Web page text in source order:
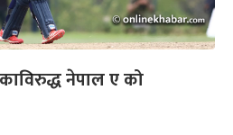
नेपाल ए को